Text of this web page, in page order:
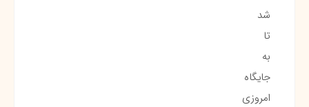
شد
تا
به
جایگاه
امروزی